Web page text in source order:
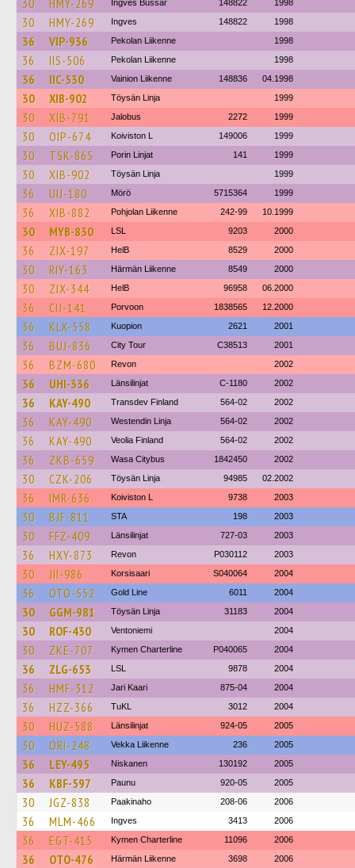
30 HMY-269 Ingves Bussar 148822 1998
30 HMY-269 Ingves 148822 1998
36 VIP-936 Pekolan Liikenne 1998
36 IIS-506 Pekolan Liikenne 1998
36 IIC-530 Vainion Liikenne 148836 04.1998
30 XIB-902 Töysän Linja 1999
30 XIB-791 Jalobus 2272 1999
30 OIP-674 Koiviston L 149006 1999
30 TSK-865 Porin Linjat 141 1999
30 XIB-902 Töysän Linja 1999
36 UIJ-180 Mörö 5715364 1999
36 XIB-882 Pohjolan Liikenne 242-99 10.1999
30 MYB-830 LSL 9203 2000
36 ZIX-197 HelB 8529 2000
30 RIY-163 Härmän Liikenne 8549 2000
30 ZIX-344 HelB 96958 06.2000
36 CIJ-141 Porvoon 1838565 12.2000
36 KLX-558 Kuopion 2621 2001
36 BUJ-836 City Tour C38513 2001
36 BZM-680 Revon 2002
36 UHI-336 Länsilinjat C-1180 2002
36 KAY-490 Transdev Finland 564-02 2002
36 KAY-490 Westendin Linja 564-02 2002
36 KAY-490 Veolia Finland 564-02 2002
36 ZKB-659 Wasa Citybus 1842450 2002
30 CZK-206 Töysän Linja 94985 02.2002
36 IMR-636 Koiviston L 9738 2003
30 BJF-811 STA 198 2003
30 FFZ-409 Länsilinjat 727-03 2003
36 HXY-873 Revon P030112 2003
30 JII-986 Korsisaari S040064 2004
36 OTO-552 Gold Line 6011 2004
30 GGM-981 Töysän Linja 31183 2004
30 ROF-430 Ventoniemi 2004
30 ZKE-707 Kymen Charterline P040065 2004
36 ZLG-653 LSL 9878 2004
36 HMF-312 Jari Kaari 875-04 2004
36 HZZ-366 TuKL 3012 2004
30 HUZ-588 Länsilinjat 924-05 2005
30 ORI-248 Vekka Liikenne 236 2005
36 LEY-495 Niskanen 130192 2005
36 KBF-597 Paunu 920-05 2005
30 JGZ-838 Paakinaho 208-06 2006
36 MLM-466 Ingves 3413 2006
36 EGT-415 Kymen Charterline 11096 2006
36 OTO-476 Härmän Liikenne 3698 2006